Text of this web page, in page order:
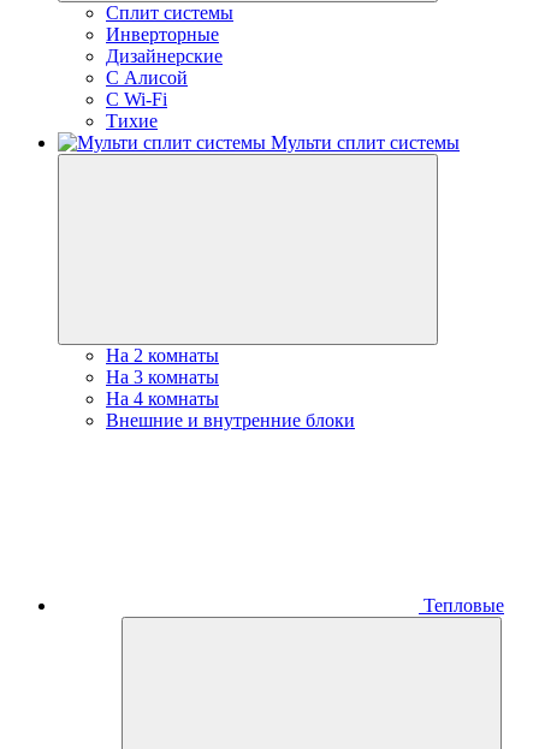
Сплит системы
Инверторные
Дизайнерские
С Алисой
C Wi-Fi
Тихие
Мульти сплит системы
На 2 комнаты
На 3 комнаты
На 4 комнаты
Внешние и внутренние блоки
Тепловые